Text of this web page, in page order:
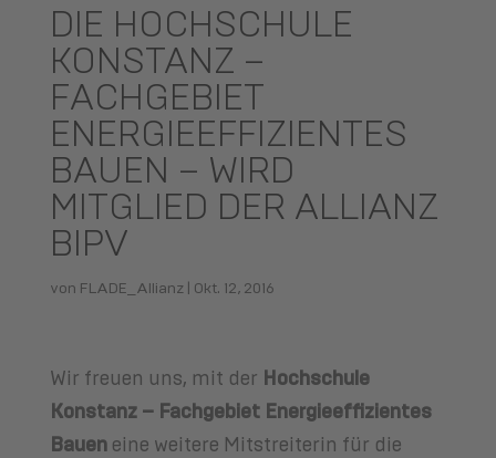
DIE HOCHSCHULE
KONSTANZ –
FACHGEBIET
ENERGIEEFFIZIENTES
BAUEN – WIRD
MITGLIED DER ALLIANZ
BIPV
von FLADE_Allianz| Okt. 12, 2016
Wir freuen uns, mit der Hochschule
Konstanz – Fachgebiet Energieeffizientes
Bauen eine weitere Mitstreiterin für die